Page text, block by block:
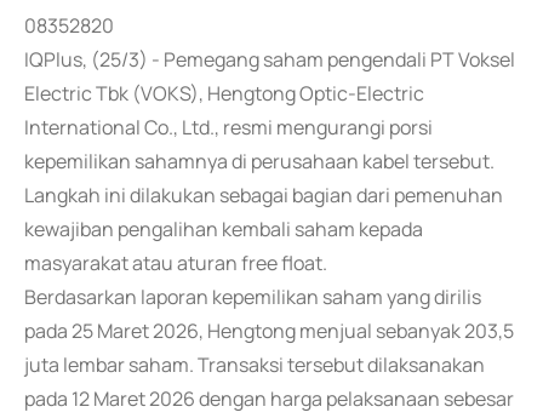
08352820
IQPlus, (25/3) - Pemegang saham pengendali PT Voksel
Electric Tbk (VOKS), Hengtong Optic-Electric
International Co., Ltd., resmi mengurangi porsi
kepemilikan sahamnya di perusahaan kabel tersebut.
Langkah ini dilakukan sebagai bagian dari pemenuhan
kewajiban pengalihan kembali saham kepada
masyarakat atau aturan free float.
Berdasarkan laporan kepemilikan saham yang dirilis
pada 25 Maret 2026, Hengtong menjual sebanyak 203,5
juta lembar saham. Transaksi tersebut dilaksanakan
pada 12 Maret 2026 dengan harga pelaksanaan sebesar